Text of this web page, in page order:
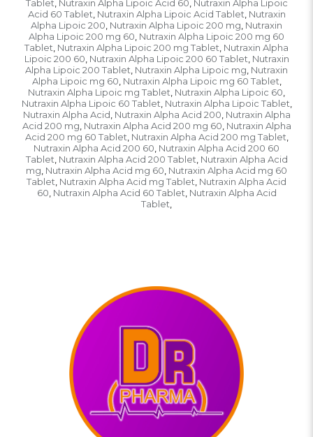
Tablet Nutraxin Alpha Lipoic Acid 60 Nutraxin Alpha Lipoic
Acid 60 Tablet Nutraxin Alpha Lipoic Acid Tablet Nutraxin
Alpha Lipoic 200 Nutraxin Alpha Lipoic 200 mg Nutraxin
Alpha Lipoic 200 mg 60 Nutraxin Alpha Lipoic 200 mg 60
Tablet Nutraxin Alpha Lipoic 200 mg Tablet Nutraxin Alpha
Lipoic 200 60 Nutraxin Alpha Lipoic 200 60 Tablet Nutraxin
Alpha Lipoic 200 Tablet Nutraxin Alpha Lipoic mg Nutraxin
Alpha Lipoic mg 60 Nutraxin Alpha Lipoic mg 60 Tablet
Nutraxin Alpha Lipoic mg Tablet Nutraxin Alpha Lipoic 60
Nutraxin Alpha Lipoic 60 Tablet Nutraxin Alpha Lipoic Tablet
Nutraxin Alpha Acid Nutraxin Alpha Acid 200 Nutraxin Alpha
Acid 200 mg Nutraxin Alpha Acid 200 mg 60 Nutraxin Alpha
Acid 200 mg 60 Tablet Nutraxin Alpha Acid 200 mg Tablet
Nutraxin Alpha Acid 200 60 Nutraxin Alpha Acid 200 60
Tablet Nutraxin Alpha Acid 200 Tablet Nutraxin Alpha Acid
mg Nutraxin Alpha Acid mg 60 Nutraxin Alpha Acid mg 60
Tablet Nutraxin Alpha Acid mg Tablet Nutraxin Alpha Acid
60 Nutraxin Alpha Acid 60 Tablet Nutraxin Alpha Acid
Tablet